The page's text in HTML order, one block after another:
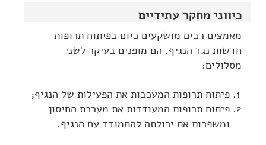
כיווני מחקר עתידיים
מאמצים רבים מושקעים כיום בפיתוח תרופות
חדשות נגד הנגיף. הם מופנים בעיקר לשני
מסלולים:
פיתוח תרופות המעכבות את הפעילות של הנגיף;
פיתוח תרופות המעודדות את מערכת החיסון
ומשפרות את יכולתה להתמודד עם הנגיף.